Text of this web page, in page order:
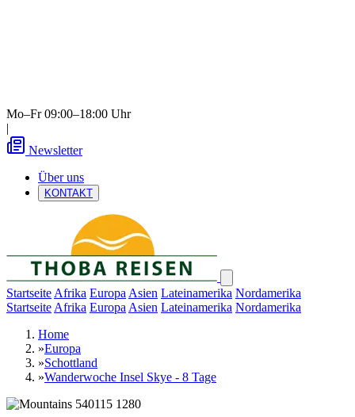
Mo–Fr 09:00–18:00 Uhr
|
Newsletter
Über uns
KONTAKT
Startseite Afrika Europa Asien Lateinamerika Nordamerika
Startseite Afrika Europa Asien Lateinamerika Nordamerika
Home
»Europa
»Schottland
»Wanderwoche Insel Skye - 8 Tage